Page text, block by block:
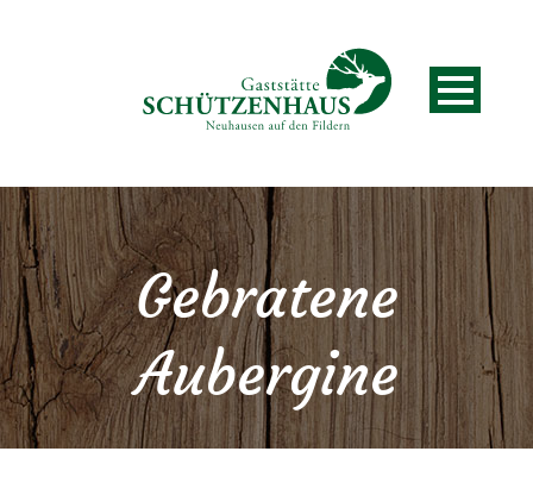
Gebratene
Aubergine